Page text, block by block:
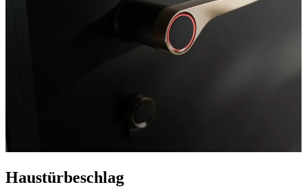
Haustürbeschlag